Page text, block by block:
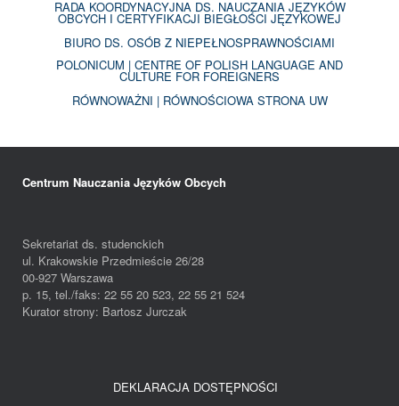
RADA KOORDYNACYJNA DS. NAUCZANIA JĘZYKÓW
OBCYCH I CERTYFIKACJI BIEGŁOŚCI JĘZYKOWEJ
BIURO DS. OSÓB Z NIEPEŁNOSPRAWNOŚCIAMI
POLONICUM | CENTRE OF POLISH LANGUAGE AND
CULTURE FOR FOREIGNERS
RÓWNOWAŻNI | RÓWNOŚCIOWA STRONA UW
Centrum Nauczania Języków Obcych
Sekretariat ds. studenckich
ul. Krakowskie Przedmieście 26/28
00-927 Warszawa
p. 15, tel./faks: 22 55 20 523, 22 55 21 524
Kurator strony: Bartosz Jurczak
DEKLARACJA DOSTĘPNOŚCI